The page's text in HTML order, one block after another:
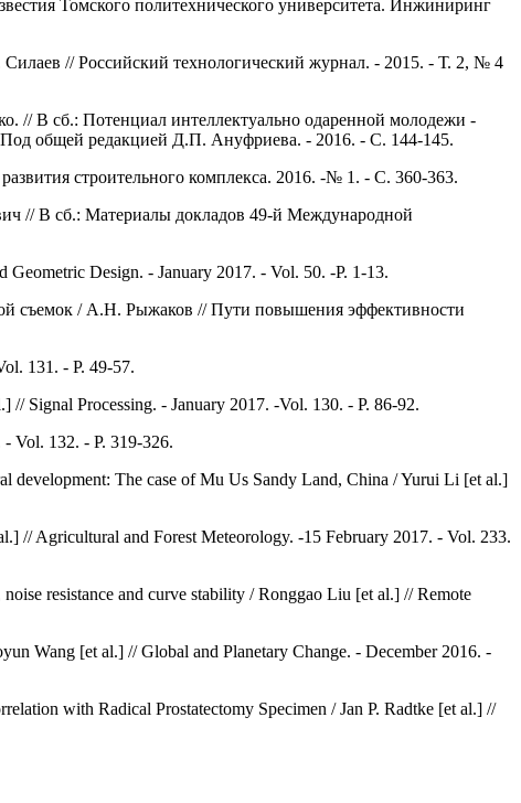
Томского политехнического университета. Инжиниринг
// Российский технологический журнал. - 2015. - Т. 2, № 4
сб.: Потенциал интеллектуально одаренной молодежи -
общей редакцией Д.П. Ануфриева. - 2016. - С. 144-145.
строительного комплекса. 2016. -№ 1. - С. 360-363.
// В сб.: Материалы докладов 49-й Международной
Design. - January 2017. - Vol. 50. -P. 1-13.
съемок / А.Н. Рыжаков // Пути повышения эффективности
131. - P. 49-57.
Signal Processing. - January 2017. -Vol. 130. - P. 86-92.
Vol. 132. - P. 319-326.
development: The case of Mu Us Sandy Land, China / Yurui Li [et al.]
// Agricultural and Forest Meteorology. -15 February 2017. - Vol. 233.
resistance and curve stability / Ronggao Liu [et al.] // Remote
Wang [et al.] // Global and Planetary Change. - December 2016. -
with Radical Prostatectomy Specimen / Jan P. Radtke [et al.] //